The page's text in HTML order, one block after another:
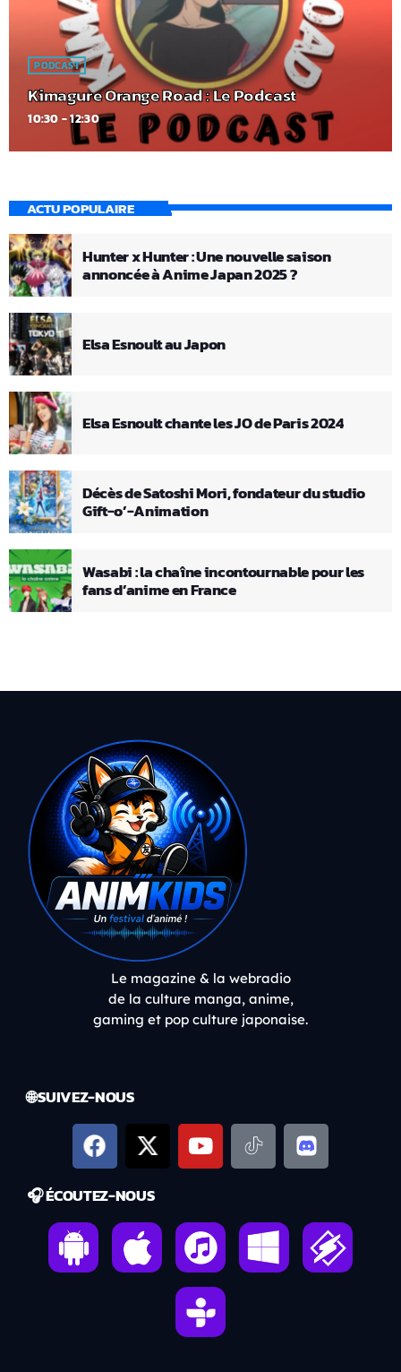
PODCAST
Kimagure Orange Road : Le Podcast
10:30 - 12:30
ACTU POPULAIRE
Hunter x Hunter : Une nouvelle saison
annoncée à Anime Japan 2025 ?
Elsa Esnoult au Japon
Elsa Esnoult chante les JO de Paris 2024
Décès de Satoshi Mori, fondateur du studio
Gift-o’-Animation
Wasabi : la chaîne incontournable pour les
fans d’anime en France
Le magazine & la webradio
de la culture manga, anime,
gaming et pop culture japonaise.
🌐 SUIVEZ-NOUS
🎧 ÉCOUTEZ-NOUS